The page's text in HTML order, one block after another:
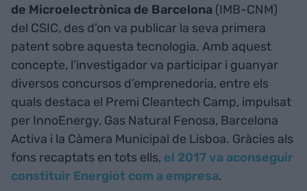
de Microelectrònica de Barcelona (IMB-CNM)
del CSIC, des d’on va publicar la seva primera
patent sobre aquesta tecnologia. Amb aquest
concepte, l’investigador va participar i guanyar
diversos concursos d’emprenedoria, entre els
quals destaca el Premi Cleantech Camp, impulsat
per InnoEnergy, Gas Natural Fenosa, Barcelona
Activa i la Càmera Municipal de Lisboa. Gràcies als
fons recaptats en tots ells, el 2017 va aconseguir
constituir Energiot com a empresa.